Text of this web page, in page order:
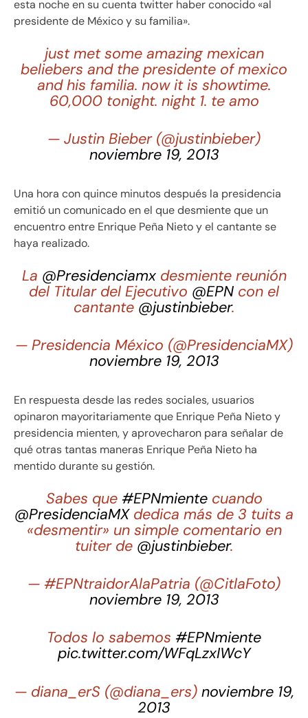
esta noche en su cuenta twitter haber conocido «al
presidente de México y su familia».
just met some amazing mexican
beliebers and the presidente of mexico
and his familia. now it is showtime.
60,000 tonight. night 1. te amo
— Justin Bieber (@justinbieber)
noviembre 19, 2013
Una hora con quince minutos después la presidencia
emitió un comunicado en el que desmiente que un
encuentro entre Enrique Peña Nieto y el cantante se
haya realizado.
La @Presidenciamxdesmiente reunión
del Titular del Ejecutivo @EPN con el
cantante @justinbieber.
— Presidencia México (@PresidenciaMX)
noviembre 19, 2013
En respuesta desde las redes sociales, usuarios
opinaron mayoritariamente que Enrique Peña Nieto y
presidencia mienten, y aprovecharon para señalar de
qué otras tantas maneras Enrique Peña Nieto ha
mentido durante su gestión.
Sabes que #EPNmientecuando
@PresidenciaMXdedica más de 3 tuits a
«desmentir» un simple comentario en
tuiter de @justinbieber.
— #EPNtraidorAlaPatria (@CitlaFoto)
noviembre 19, 2013
Todos lo sabemos #EPNmiente
pic.twitter.com/WFqLzxIWcY
— diana_erS (@diana_ers) noviembre 19,
2013